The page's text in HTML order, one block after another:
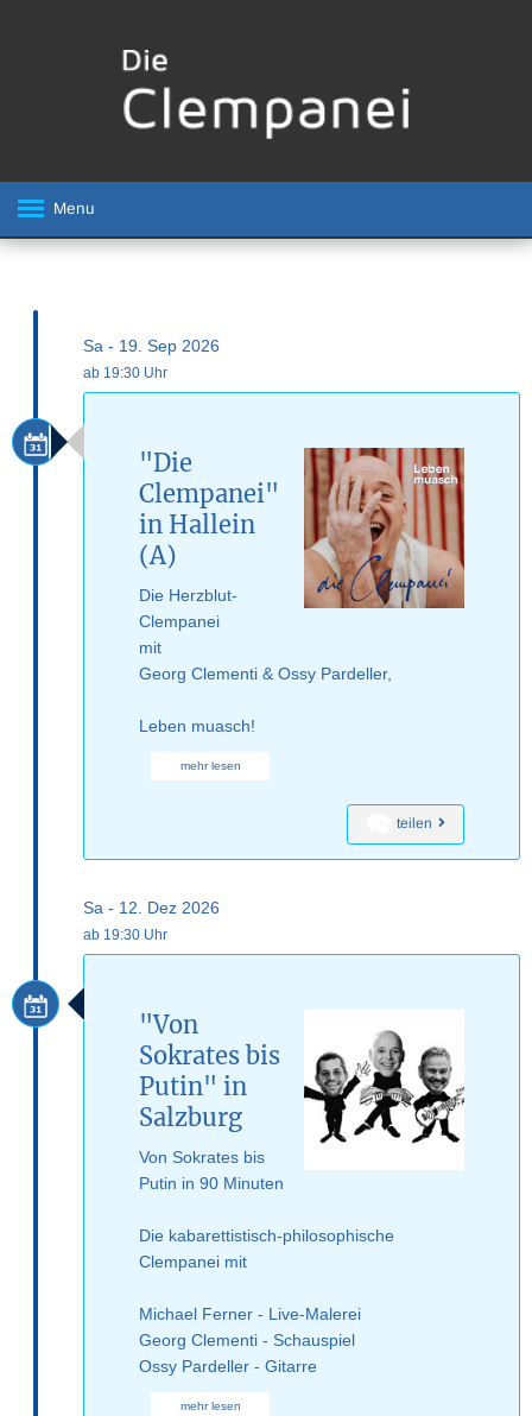
Menu
Sa - 19. Sep 2026
ab 19:30 Uhr
"Die
Clempanei"
in Hallein
(A)
Die Herzblut-
Clempanei
mit
Georg Clementi & Ossy Pardeller,
Leben muasch!
mehr lesen
teilen
Sa - 12. Dez 2026
ab 19:30 Uhr
"Von
Sokrates bis
Putin" in
Salzburg
Von Sokrates bis
Putin in 90 Minuten
Die kabarettistisch-philosophische
Clempanei mit
Michael Ferner - Live-Malerei
Georg Clementi - Schauspiel
Ossy Pardeller - Gitarre
mehr lesen